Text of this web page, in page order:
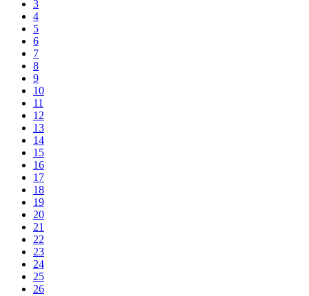
3
4
5
6
7
8
9
10
11
12
13
14
15
16
17
18
19
20
21
22
23
24
25
26